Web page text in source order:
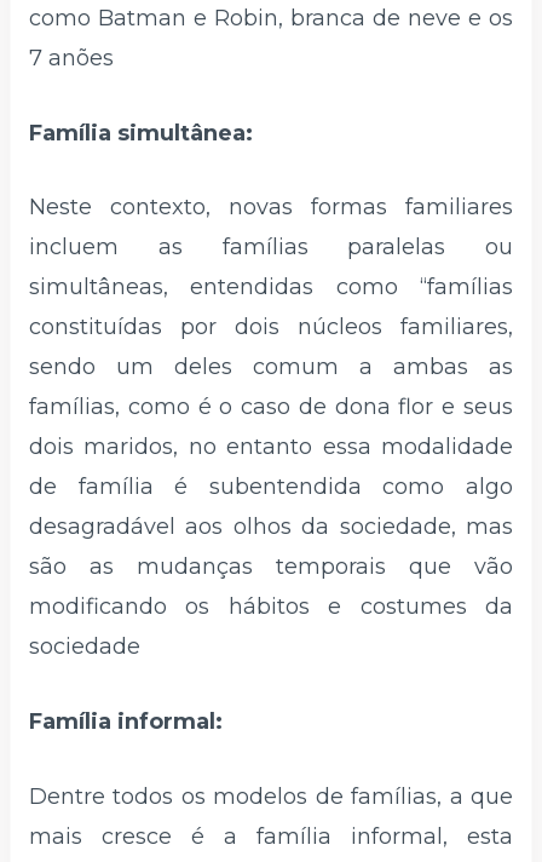
como Batman e Robin, branca de neve e os
7 anões
Família simultânea:
Neste contexto, novas formas familiares
incluem as famílias paralelas ou
simultâneas, entendidas como “famílias
constituídas por dois núcleos familiares,
sendo um deles comum a ambas as
famílias, como é o caso de dona flor e seus
dois maridos, no entanto essa modalidade
de família é subentendida como algo
desagradável aos olhos da sociedade, mas
são as mudanças temporais que vão
modificando os hábitos e costumes da
sociedade
Família informal:
Dentre todos os modelos de famílias, a que
mais cresce é a família informal, esta